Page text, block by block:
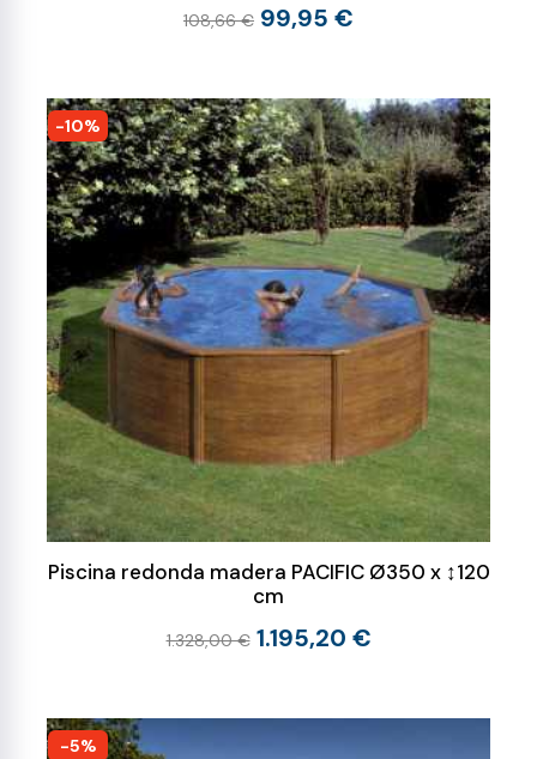
108,66 € 99,95 €
-10%
Piscina redonda madera PACIFIC Ø350 x ↕120
cm
1.328,00 € 1.195,20 €
-5%